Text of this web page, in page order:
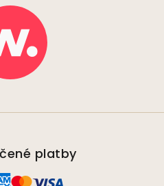
platby